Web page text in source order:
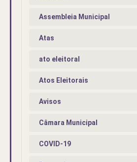
Assembleia Municipal
Atas
ato eleitoral
Atos Eleitorais
Avisos
Câmara Municipal
COVID-19